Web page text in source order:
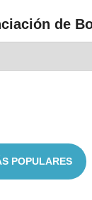
de
POPULARES